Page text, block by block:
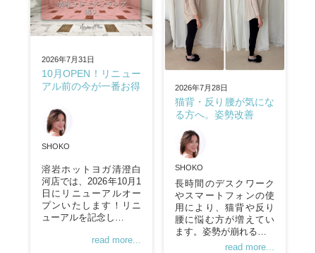
2026年7月31日
10月OPEN！リニュー
アル前の今が一番お得
SHOKO
溶岩ホットヨガ清澄白
河店では、2026年10月1
日にリニューアルオー
プンいたします！リニ
ューアルを記念し…
read more...
2026年7月28日
猫背・反り腰が気にな
る方へ。姿勢改善
SHOKO
長時間のデスクワーク
やスマートフォンの使
用により、猫背や反り
腰に悩む方が増えてい
ます。姿勢が崩れる…
read more...